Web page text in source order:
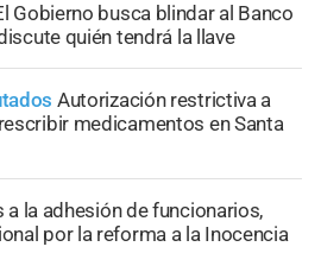
Gobierno busca blindar al Banco
quién tendrá la llave
Autorización restrictiva a
medicamentos en Santa
a la adhesión de funcionarios,
por la reforma a la Inocencia